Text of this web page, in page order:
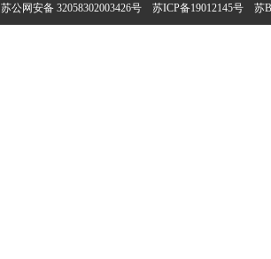
苏公网安备 32058302003426号 苏ICP备19012145号 苏